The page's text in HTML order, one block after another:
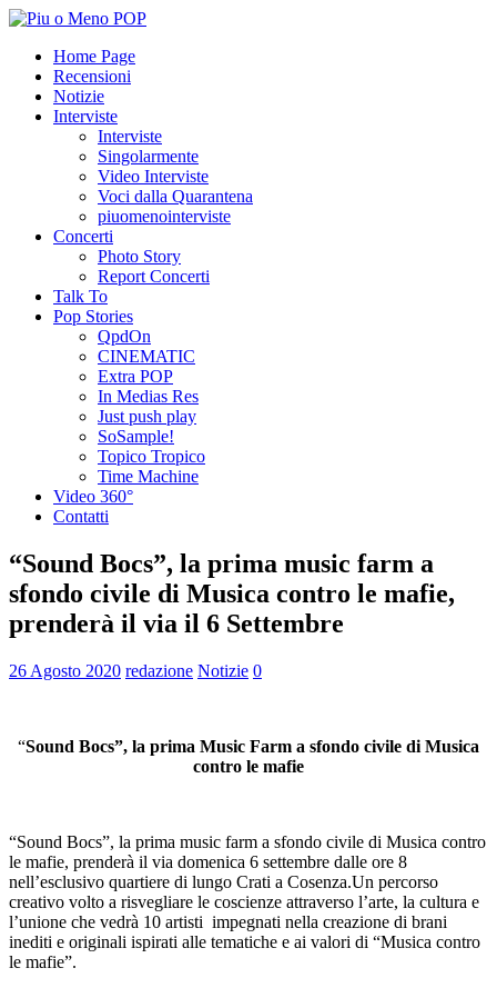
Home Page
Recensioni
Notizie
Interviste
Interviste
Singolarmente
Video Interviste
Voci dalla Quarantena
piuomenointerviste
Concerti
Photo Story
Report Concerti
Talk To
Pop Stories
QpdOn
CINEMATIC
Extra POP
In Medias Res
Just push play
SoSample!
Topico Tropico
Time Machine
Video 360°
Contatti
“Sound Bocs”, la prima music farm a
sfondo civile di Musica contro le mafie,
prenderà il via il 6 Settembre
26 Agosto 2020 redazione Notizie 0
“Sound Bocs”, la prima Music Farm a sfondo civile di Musica
contro le mafie
“Sound Bocs”, la prima music farm a sfondo civile di Musica contro
le mafie, prenderà il via domenica 6 settembre dalle ore 8
nell’esclusivo quartiere di lungo Crati a Cosenza.Un percorso
creativo volto a risvegliare le coscienze attraverso l’arte, la cultura e
l’unione che vedrà 10 artisti impegnati nella creazione di brani
inediti e originali ispirati alle tematiche e ai valori di “Musica contro
le mafie”.